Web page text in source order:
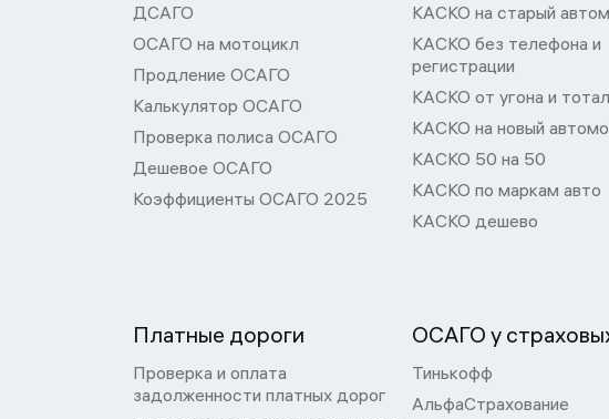
ДСАГО
ОСАГО на мотоцикл
Продление ОСАГО
Калькулятор ОСАГО
Проверка полиса ОСАГО
Дешевое ОСАГО
Коэффициенты ОСАГО 2025
КАСКО на старый
КАСКО без телефона и
регистрации
КАСКО от угона и
КАСКО на новый
КАСКО 50 на 50
КАСКО по маркам авто
КАСКО дешево
Платные дороги
Проверка и оплата
задолженности платных дорог
ОСАГО у
Тинькофф
АльфаСтрахование